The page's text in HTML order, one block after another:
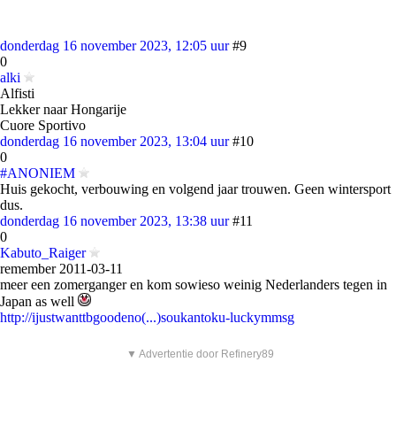
donderdag 16 november 2023, 12:05 uur #9
0
alki
Alfisti
Lekker naar Hongarije
Cuore Sportivo
donderdag 16 november 2023, 13:04 uur #10
0
#ANONIEM
Huis gekocht, verbouwing en volgend jaar trouwen. Geen wintersport
dus.
donderdag 16 november 2023, 13:38 uur #11
0
Kabuto_Raiger
remember 2011-03-11
meer een zomerganger en kom sowieso weinig Nederlanders tegen in
Japan as well
http://ijustwanttbgoodeno(...)soukantoku-luckymmsg
▼ Advertentie door Refinery89